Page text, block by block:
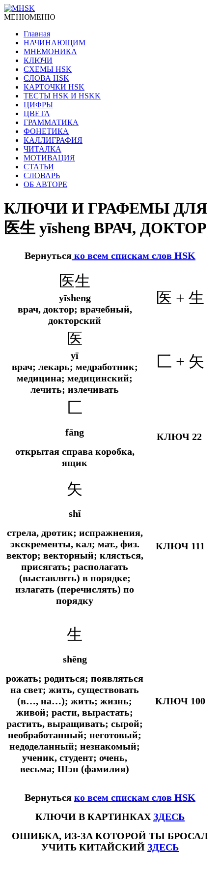
МЕНЮМЕНЮ
Главная
НАЧИНАЮЩИМ
МНЕМОНИКА
КЛЮЧИ
СХЕМЫ HSK
СЛОВА HSK
КАРТОЧКИ HSK
ТЕСТЫ HSK И HSKK
ЦИФРЫ
ЦВЕТА
ГРАММАТИКА
ФОНЕТИКА
КАЛЛИГРАФИЯ
ЧИТАЛКА
МОТИВАЦИЯ
СТАТЬИ
СЛОВАРЬ
ОБ АВТОРЕ
КЛЮЧИ И ГРАФЕМЫ ДЛЯ
医生 yīsheng ВРАЧ, ДОКТОР
Вернуться ко всем спискам слов HSK
医生
yīsheng
врач, доктор; врачебный,
докторский
医 + 生
医
yī
врач; лекарь; медработник;
медицина; медицинский;
лечить; излечивать
匚 + 矢
匚
fāng
открытая справа коробка,
ящик
КЛЮЧ 22
矢
shǐ
стрела, дротик; испражнения,
экскременты, кал; мат., физ.
вектор; векторный; клясться,
присягать; располагать
(выставлять) в порядке;
излагать (перечислять) по
порядку
КЛЮЧ 111
生
shēng
рожать; родиться; появляться
на свет; жить, существовать
(в…, на…); жить; жизнь;
живой; расти, вырастать;
растить, выращивать; сырой;
необработанный; неготовый;
недоделанный; незнакомый;
ученик, студент; очень,
весьма; Шэн (фамилия)
КЛЮЧ 100
Вернуться ко всем спискам слов HSK
КЛЮЧИ В КАРТИНКАХ ЗДЕСЬ
ОШИБКА, ИЗ-ЗА КОТОРОЙ ТЫ БРОСАЛ
УЧИТЬ КИТАЙСКИЙ ЗДЕСЬ